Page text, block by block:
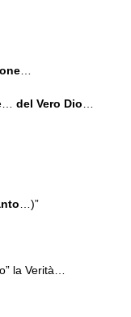
del Vero Dio
…)”
la Verità…